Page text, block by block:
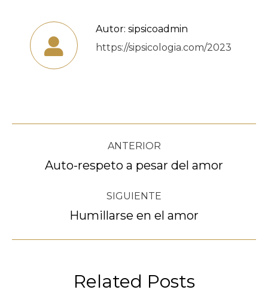
Autor: sipsicoadmin
https://sipsicologia.com/2023
Navegación
entre
publicaciones
ANTERIOR
Publicación
Auto-respeto a pesar del amor
SIGUIENTE
Publicación
Humillarse en el amor
Related Posts